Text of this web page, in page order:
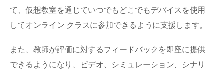
て、仮想教室を通じていつでもどこでもデバイスを使用
してオンライン クラスに参加できるように支援します。
また、教師が評価に対するフィードバックを即座に提供
できるようになり、ビデオ、シミュレーション、シナリ